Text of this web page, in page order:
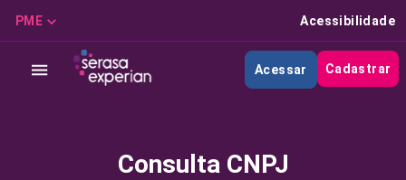
PME Acessibilidade
Acessar Cadastrar
Consulta CNPJ